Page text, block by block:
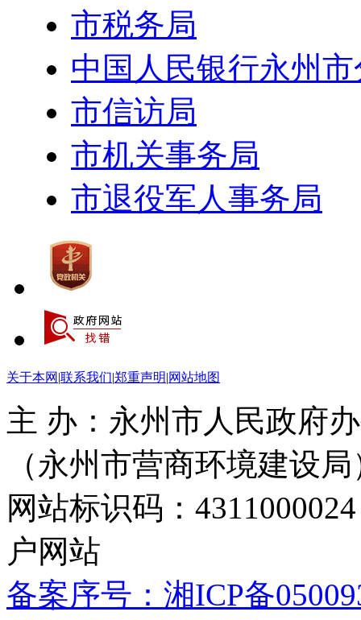
市税务局
中国人民银行永州
市信访局
市机关事务局
市退役军人事务局
关于本网 |联系我们|郑重声明|网站地图
主 办：永州市人民政府
（永州市营商环境建设局
网站标识码：
户网站
备案序号：湘ICP备